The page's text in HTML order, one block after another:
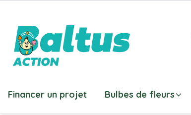
Financer un projet Bulbes de fleurs